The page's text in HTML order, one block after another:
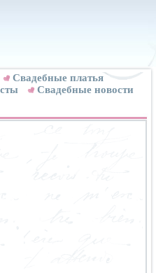
Cвадебные платья
Свадебные новости